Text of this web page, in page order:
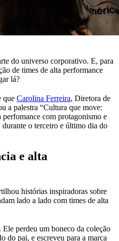
do universo corporativo. E, para
de times de alta performance
lá?
que Carolina Ferreira, Diretora de
a palestra “Cultura que move:
com protagonismo e
o terceiro e último dia do
e alta
histórias inspiradoras sobre
lado a lado com times de alta
perdeu um boneco da coleção
do pai, e escreveu para a marca